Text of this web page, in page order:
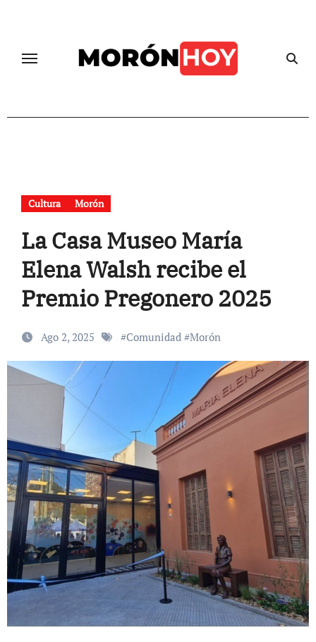
Cultura Morón
La Casa Museo María
Elena Walsh recibe el
Premio Pregonero 2025
Ago 2, 2025 #Comunidad #Morón